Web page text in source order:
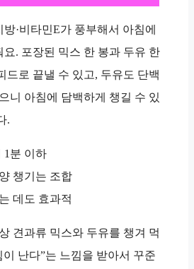
방·비타민E가 풍부해서 아침에
요. 포장된 믹스 한 봉과 두유 한
드로 끝낼 수 있고, 두유도 단백
니 아침에 담백하게 챙길 수 있
.
1분 이하
챙기는 조합
데도 효과적
견과류 믹스와 두유를 챙겨 먹
이 난다”는 느낌을 받아서 꾸준